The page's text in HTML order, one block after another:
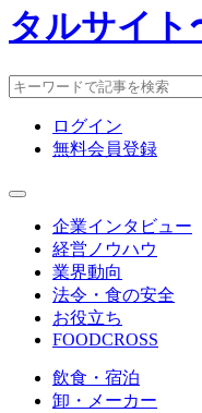
ログイン
無料会員登録
企業インタビュー
経営ノウハウ
業界動向
法令・食の安全
お役立ち
FOODCROSS
飲食・宿泊
卸・メーカー